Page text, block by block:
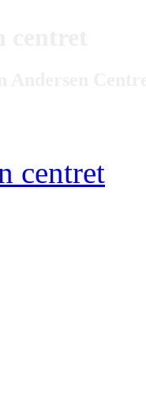
centret